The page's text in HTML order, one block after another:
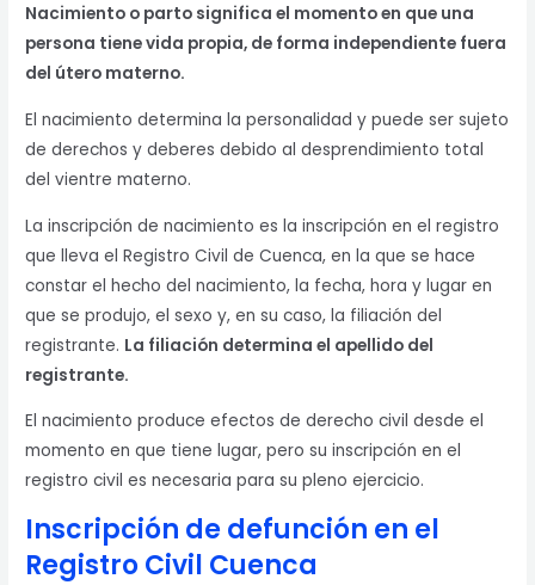
Nacimiento o parto significa el momento en que una
persona tiene vida propia, de forma independiente fuera
del útero materno.
El nacimiento determina la personalidad y puede ser sujeto
de derechos y deberes debido al desprendimiento total
del vientre materno.
La inscripción de nacimiento es la inscripción en el registro
que lleva el Registro Civil de Cuenca, en la que se hace
constar el hecho del nacimiento, la fecha, hora y lugar en
que se produjo, el sexo y, en su caso, la filiación del
registrante. La filiación determina el apellido del
registrante.
El nacimiento produce efectos de derecho civil desde el
momento en que tiene lugar, pero su inscripción en el
registro civil es necesaria para su pleno ejercicio.
Inscripción de defunción en el
Registro Civil Cuenca